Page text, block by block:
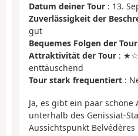
Datum deiner Tour : 13.
Zuverlässigkeit der
gut
Bequemes Folgen der Tour
Attraktivität der Tour :
enttäuschend
Tour stark frequentiert :
Ja, es gibt ein paar schöne
unterhalb des Genissiat-
Aussichtspunkt